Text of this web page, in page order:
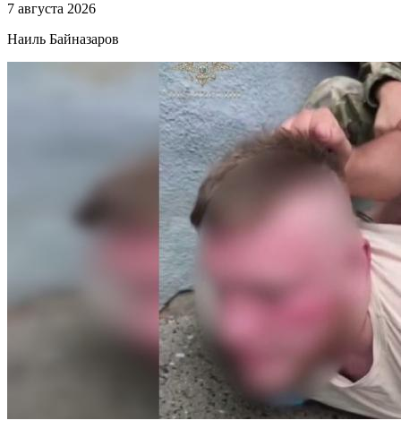
7 августа 2026
Наиль Байназаров